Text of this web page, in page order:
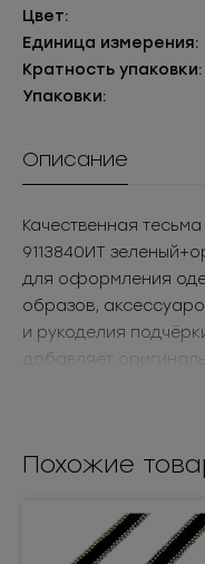
Цвет:
Единица измерения:
Кратность упаковки:
Упаковки:
Описание
Качественная
9113840ИТ
для оформления
образов,
и рукоделия
добавляет
прочных
• Размер: 1,5см
Применение:
Похожие